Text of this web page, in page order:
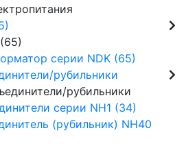
серии NDK (65)
рубильники
рубильники
серии NH1 (34)
(рубильник) NH40